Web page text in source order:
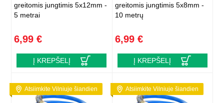
greitomis jungtimis 5x12mm -
5 metrai
6,99 €
Į KREPŠELĮ
greitomis jungtimis 5x8mm -
10 metrų
6,99 €
Į KREPŠELĮ
Atsiimkite Vilniuje šiandien Atsiimkite Vilniuje šiandien